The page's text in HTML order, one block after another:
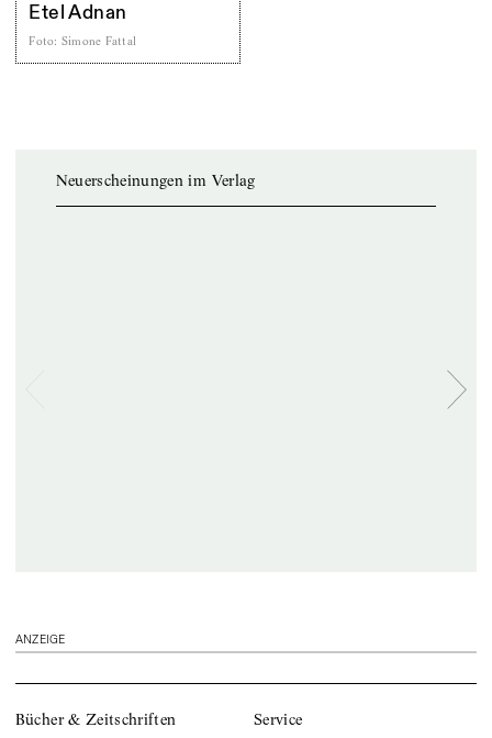
Etel Adnan
Foto: Simone Fattal
Neuerscheinungen im Verlag
ANZEIGE
Bücher & Zeitschriften Service